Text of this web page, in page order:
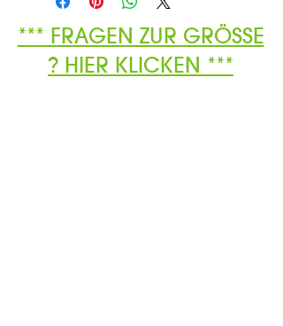
*** FRAGEN ZUR GRÖSSE
? HIER KLICKEN ***